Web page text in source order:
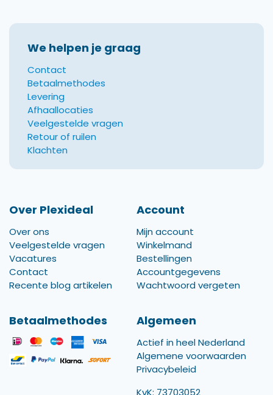
We helpen je graag
Contact
Betaalmethodes
Levering
Afhaallocaties
Veelgestelde vragen
Retour of ruilen
Klachten
Over Plexideal
Over ons
Veelgestelde vragen
Vacatures
Contact
Recente blog artikelen
Account
Mijn account
Winkelmand
Bestellingen
Accountgegevens
Wachtwoord vergeten
Betaalmethodes Algemeen
Actief in heel Nederland
Algemene voorwaarden
Privacybeleid